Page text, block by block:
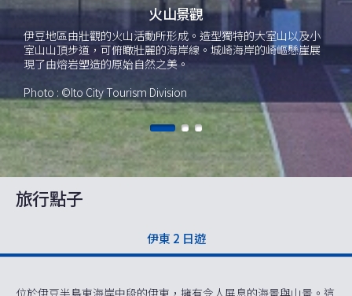
火山景觀
伊豆地區由壯觀的火山活動所形成。造型獨特的大室山以及小
室山山頂步道，可俯瞰壯麗的海岸線。城崎海岸的崎嶇懸崖展
現了由熔岩塑造的原始自然之美。
Photo : ©Ito City Tourism Division
旅行點子
伊東 2 日遊
位於伊豆半島東海岸中段的伊東，擁有令人屏息的海景與山景。這